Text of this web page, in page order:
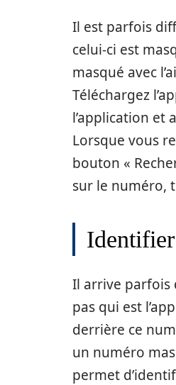
Il est parfois
celui-ci est
masqué avec
Téléchargez
l’application et
Lorsque vous
bouton «
sur le numéro,
Il arrive parfois
pas qui est
derrière ce
un numéro
permet